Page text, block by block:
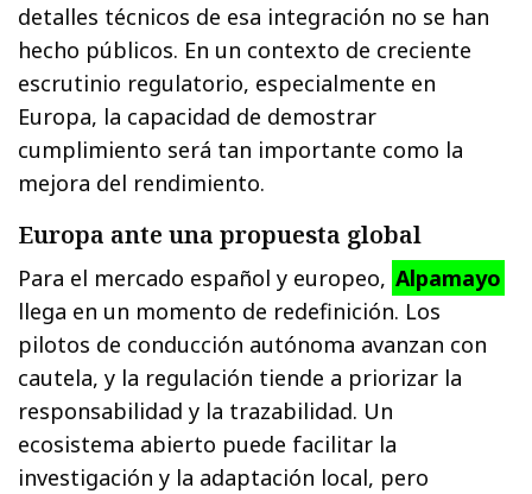
detalles técnicos de esa integración no se han
hecho públicos. En un contexto de creciente
escrutinio regulatorio, especialmente en
Europa, la capacidad de demostrar
cumplimiento será tan importante como la
mejora del rendimiento.
Europa ante una propuesta global
Para el mercado español y europeo, Alpamayo
llega en un momento de redefinición. Los
pilotos de conducción autónoma avanzan con
cautela, y la regulación tiende a priorizar la
responsabilidad y la trazabilidad. Un
ecosistema abierto puede facilitar la
investigación y la adaptación local, pero